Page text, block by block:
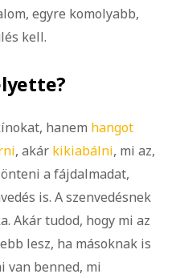
egyre komolyabb,
kell.
hanem hangot
, akár kikiabálni, mi az,
a fájdalmadat,
is. A szenvedésnek
Akár tudod, hogy mi az
lesz, ha másoknak is
van benned, mi